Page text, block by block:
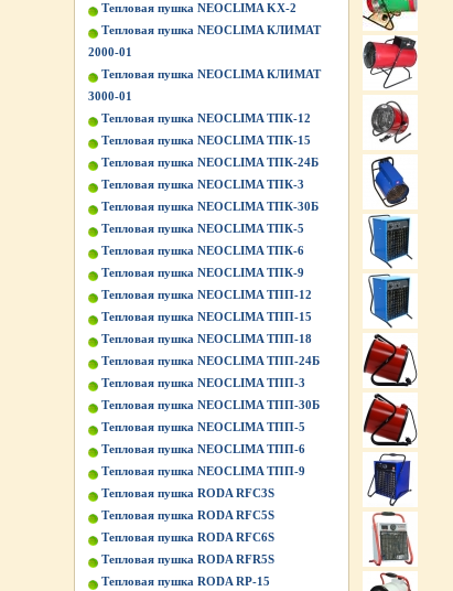
Тепловая пушка NEOCLIMA KХ-2
Тепловая пушка NEOCLIMA КЛИМАТ
2000-01
Тепловая пушка NEOCLIMA КЛИМАТ
3000-01
Тепловая пушка NEOCLIMA ТПК-12
Тепловая пушка NEOCLIMA ТПК-15
Тепловая пушка NEOCLIMA ТПК-24Б
Тепловая пушка NEOCLIMA ТПК-3
Тепловая пушка NEOCLIMA ТПК-30Б
Тепловая пушка NEOCLIMA ТПК-5
Тепловая пушка NEOCLIMA ТПК-6
Тепловая пушка NEOCLIMA ТПК-9
Тепловая пушка NEOCLIMA ТПП-12
Тепловая пушка NEOCLIMA ТПП-15
Тепловая пушка NEOCLIMA ТПП-18
Тепловая пушка NEOCLIMA ТПП-24Б
Тепловая пушка NEOCLIMA ТПП-3
Тепловая пушка NEOCLIMA ТПП-30Б
Тепловая пушка NEOCLIMA ТПП-5
Тепловая пушка NEOCLIMA ТПП-6
Тепловая пушка NEOCLIMA ТПП-9
Тепловая пушка RODA RFC3S
Тепловая пушка RODA RFC5S
Тепловая пушка RODA RFC6S
Тепловая пушка RODA RFR5S
Тепловая пушка RODA RP-15